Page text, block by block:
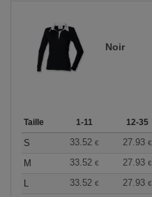
Noir
Taille 1-11 12-35
S 33.52 € 27.93 €
M
33.52 € 27.93 €
L
33.52 € 27.93 €